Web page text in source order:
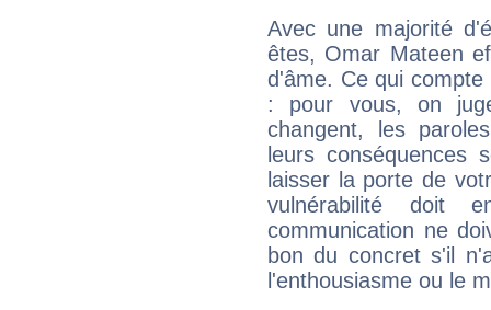
Avec une majorité
êtes, Omar Mateen
d'âme. Ce qui
: pour vous, on
changent, les
leurs conséquences
laisser la porte de
vulnérabilité doit
communication ne
bon du concret s'il
l'enthousiasme ou le